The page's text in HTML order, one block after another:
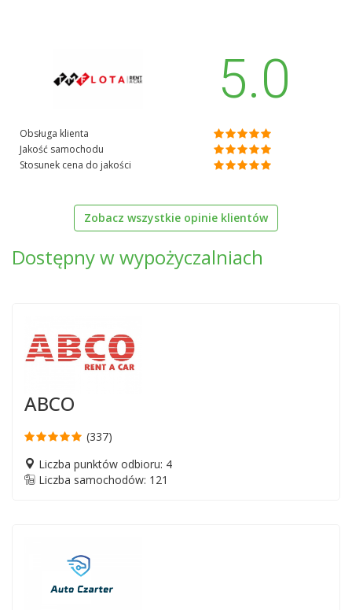
5.0
Obsługa klienta
Jakość samochodu
Stosunek cena do jakości
Zobacz wszystkie opinie klientów
Dostępny w wypożyczalniach
ABCO
(337)
Liczba punktów odbioru: 4
Liczba samochodów: 121